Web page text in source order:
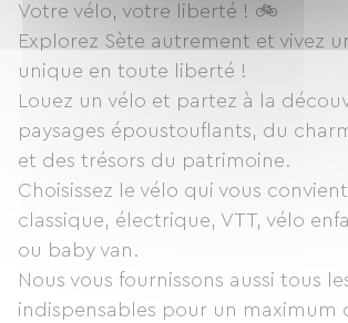
Votre vélo, votre liberté ! 🚲
Explorez Sète autrement et vivez
unique en toute liberté !
Louez un vélo et partez à la
paysages époustouflants, du
et des trésors du patrimoine.
Choisissez le vélo qui vous
classique, électrique, VTT, vélo
ou baby van.
Nous vous fournissons aussi tous
indispensables pour un maximum